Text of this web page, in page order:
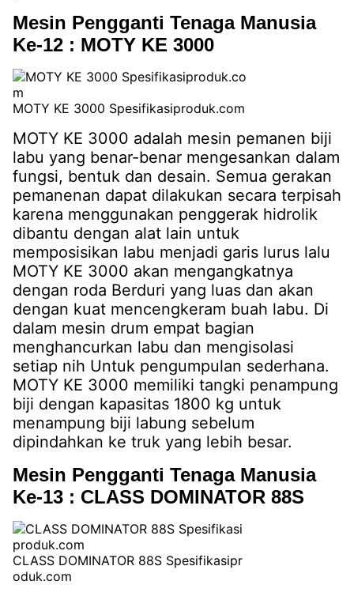
Mesin Pengganti Tenaga Manusia
Ke-12 : MOTY KE 3000
MOTY KE 3000 Spesifikasiproduk.com
MOTY KE 3000 adalah mesin pemanen biji
labu yang benar-benar mengesankan dalam
fungsi, bentuk dan desain. Semua gerakan
pemanenan dapat dilakukan secara terpisah
karena menggunakan penggerak hidrolik
dibantu dengan alat lain untuk
memposisikan labu menjadi garis lurus lalu
MOTY KE 3000 akan mengangkatnya
dengan roda Berduri yang luas dan akan
dengan kuat mencengkeram buah labu. Di
dalam mesin drum empat bagian
menghancurkan labu dan mengisolasi
setiap nih Untuk pengumpulan sederhana.
MOTY KE 3000 memiliki tangki penampung
biji dengan kapasitas 1800 kg untuk
menampung biji labung sebelum
dipindahkan ke truk yang lebih besar.
Mesin Pengganti Tenaga Manusia
Ke-13 : CLASS DOMINATOR 88S
CLASS DOMINATOR 88S Spesifikasipr
oduk.com